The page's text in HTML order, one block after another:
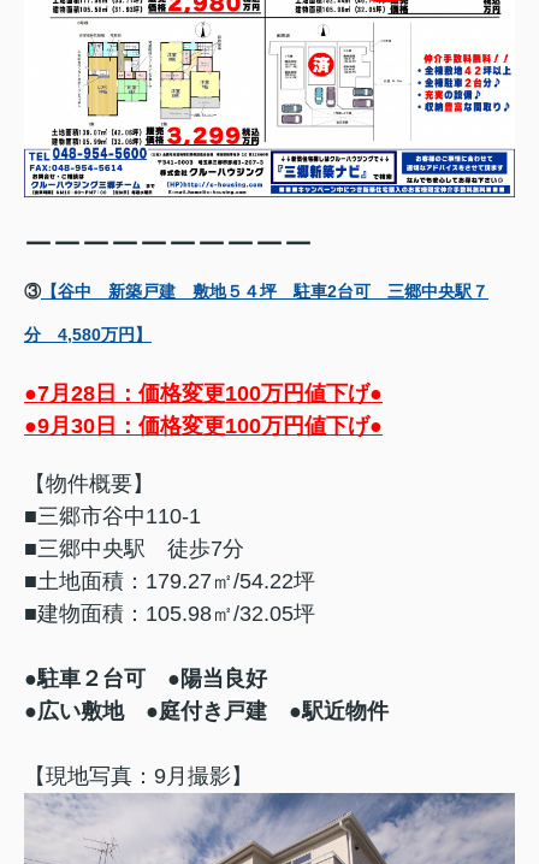
ーーーーーーーーーー
③【谷中 新築戸建 敷地５４坪 駐車2台可 三郷中央駅７
分 4,580万円】
●7月28日：価格変更100万円値下げ●
●9月30日：価格変更100万円値下げ●
【物件概要】
■三郷市谷中110-1
■三郷中央駅 徒歩7分
■土地面積：179.27㎡/54.22坪
■建物面積：105.98㎡/32.05坪
●駐車２台可 ●陽当良好
●広い敷地 ●庭付き戸建 ●駅近物件
【現地写真：9月撮影】